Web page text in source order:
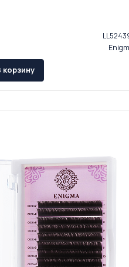
корзину